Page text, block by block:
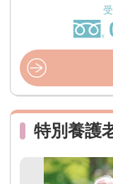
特別養護